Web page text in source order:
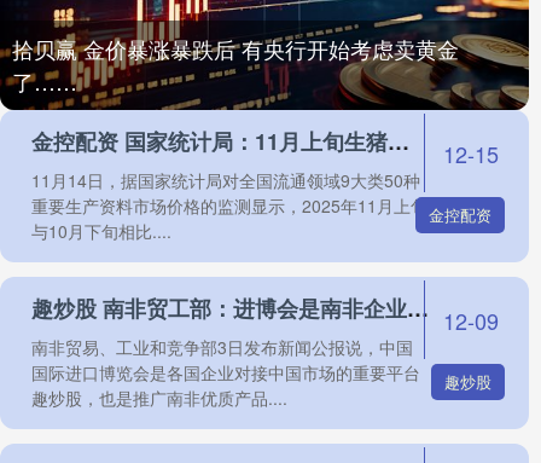
拾贝赢 金价暴涨暴跌后 有央行开始考虑卖黄金
了……
金控配资 国家统计局：11月上旬生猪（外三元）价格环比下降1.7%
11月14日，据国家统计局对全国流通领域9大类50种
重要生产资料市场价格的监测显示，2025年11月上旬
与10月下旬相比....
12-15
金控配资
趣炒股 南非贸工部：进博会是南非企业对接中国市场的重要平台
南非贸易、工业和竞争部3日发布新闻公报说，中国
国际进口博览会是各国企业对接中国市场的重要平台
趣炒股，也是推广南非优质产品....
12-09
趣炒股